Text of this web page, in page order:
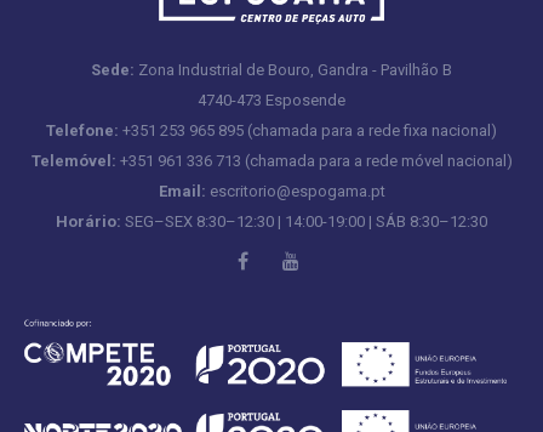
Sede: Zona Industrial de Bouro, Gandra - Pavilhão B
4740-473 Esposende
Telefone: +351 253 965 895 (chamada para a rede fixa nacional)
Telemóvel: +351 961 336 713 (chamada para a rede móvel nacional)
Email: escritorio@espogama.pt
Horário: SEG–SEX 8:30–12:30 | 14:00-19:00 | SÁB 8:30–12:30